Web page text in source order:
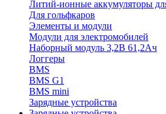
Литий-ионные аккумуляторы
Для гольфкаров
Элементы и модули
Модули для электромобилей
Наборный модуль 3,2В 61,2Ач
Логгеры
BMS
BMS G1
BMS mini
Зарядные устройства